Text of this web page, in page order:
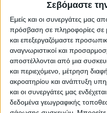
Σεβόμαστε
Εμείς και οι συνεργάτες μας
πρόσβαση σε πληροφορίες
και επεξεργαζόμαστε
αναγνωριστικοί και
αποστέλλονται από μια
και περιεχόμενο, μέτρηση
ακροατηρίου και ανάπτυξη
και οι συνεργάτες μας
δεδομένα γεωγραφικής
Race News
Johann Zarco: Φαίνεται
- Σημαντική βελτίωση
δράση